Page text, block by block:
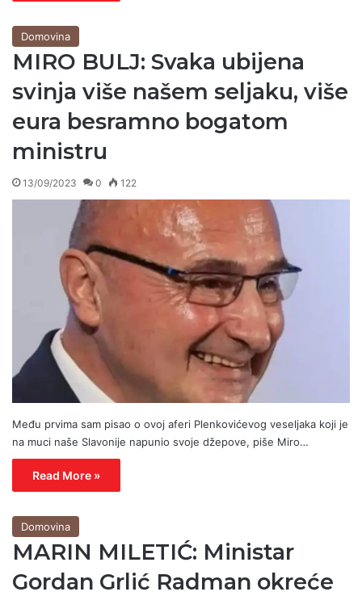
Domovina
MIRO BULJ: Svaka ubijena
svinja više našem seljaku, više
eura besramno bogatom
ministru
13/09/2023 0 122
Među prvima sam pisao o ovoj aferi Plenkovićevog veseljaka koji je
na muci naše Slavonije napunio svoje džepove, piše Miro…
Read More »
Domovina
MARIN MILETIĆ: Ministar
Gordan Grlić Radman okreće